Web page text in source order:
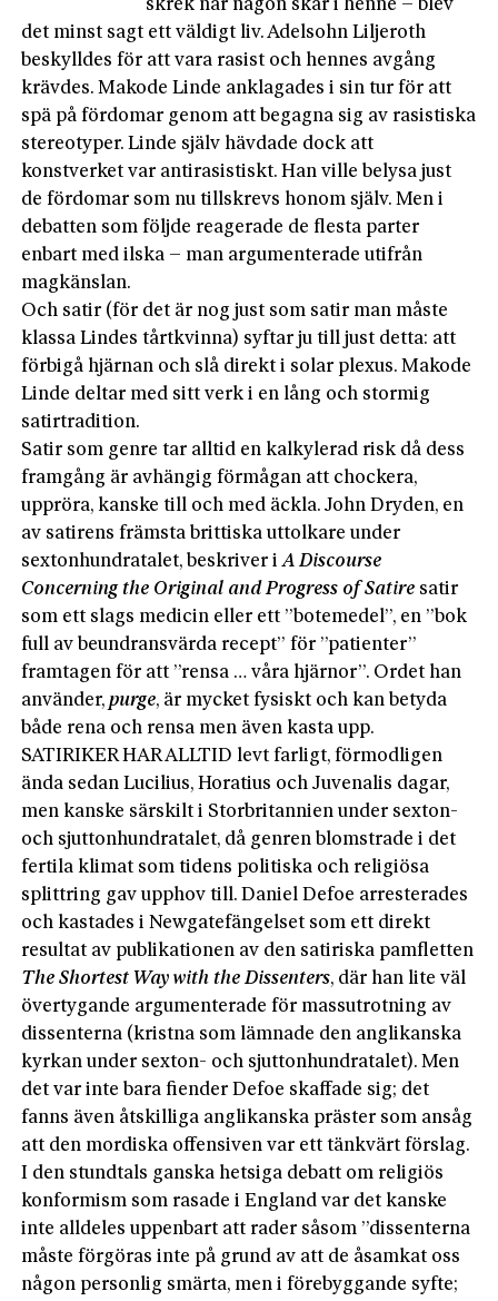
skrek när någon skar i henne – blev
det minst sagt ett väldigt liv. Adelsohn Liljeroth
beskylldes för att vara rasist och hennes avgång
krävdes. Makode Linde anklagades i sin tur för att
spä på fördomar genom att begagna sig av rasistiska
stereotyper. Linde själv hävdade dock att
konstverket var antirasistiskt. Han ville belysa just
de fördomar som nu tillskrevs honom själv. Men i
debatten som följde reagerade de flesta parter
enbart med ilska – man argumenterade utifrån
magkänslan.
Och satir (för det är nog just som satir man måste
klassa Lindes tårtkvinna) syftar ju till just detta: att
förbigå hjärnan och slå direkt i solar plexus. Makode
Linde deltar med sitt verk i en lång och stormig
satirtradition.
Satir som genre tar alltid en kalkylerad risk då dess
framgång är avhängig förmågan att chockera,
uppröra, kanske till och med äckla. John Dryden, en
av satirens främsta brittiska uttolkare under
sextonhundratalet, beskriver iA Discourse
Concerning the Original and Progress of Satire satir
som ett slags medicin eller ett ”botemedel”, en ”bok
full av beundransvärda recept” för ”patienter”
framtagen för att ”rensa … våra hjärnor”. Ordet han
använder,purge, är mycket fysiskt och kan betyda
både rena och rensa men även kasta upp.
SATIRIKER HAR ALLTID levt farligt, förmodligen
ända sedan Lucilius, Horatius och Juvenalis dagar,
men kanske särskilt i Storbritannien under sexton-
och sjuttonhundratalet, då genren blomstrade i det
fertila klimat som tidens politiska och religiösa
splittring gav upphov till. Daniel Defoe arresterades
och kastades i Newgatefängelset som ett direkt
resultat av publikationen av den satiriska pamfletten
The Shortest Way with the Dissenters, där han lite väl
övertygande argumenterade för massutrotning av
dissenterna (kristna som lämnade den anglikanska
kyrkan under sexton- och sjuttonhundratalet). Men
det var inte bara fiender Defoe skaffade sig; det
fanns även åtskilliga anglikanska präster som ansåg
att den mordiska offensiven var ett tänkvärt förslag.
I den stundtals ganska hetsiga debatt om religiös
konformism som rasade i England var det kanske
inte alldeles uppenbart att rader såsom ”dissenterna
måste förgöras inte på grund av att de åsamkat oss
någon personlig smärta, men i förebyggande syfte;